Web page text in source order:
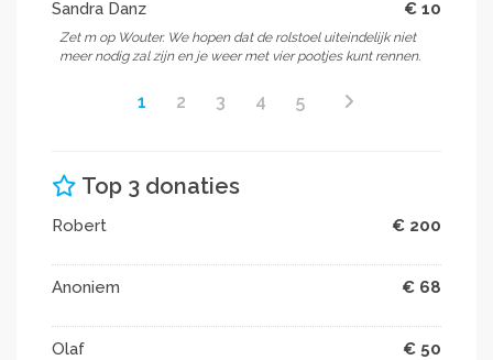
Sandra Danz € 10
Zet m op Wouter. We hopen dat de rolstoel uiteindelijk niet
meer nodig zal zijn en je weer met vier pootjes kunt rennen.
1 2 3 4 5
Top 3 donaties
Robert € 200
Anoniem € 68
Olaf € 50